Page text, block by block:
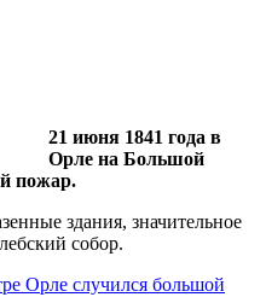
21 июня 1841 года в
Орле на Большой
пожар.
здания, значительное
собор.
Орле случился большой